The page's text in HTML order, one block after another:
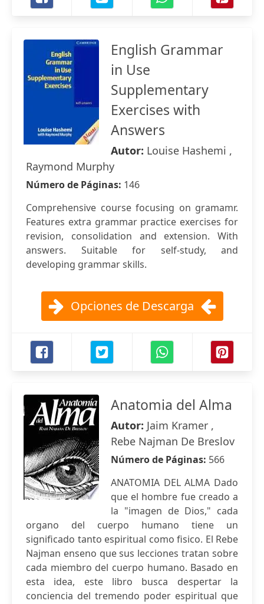
English Grammar
in Use
Supplementary
Exercises with
Answers
Autor: Louise Hashemi ,
Raymond Murphy
Número de Páginas: 146
Comprehensive course focusing on gramamr.
Features extra grammar practice exercises for
revision, consolidation and extension. With
answers. Suitable for self-study, and
developing grammar skills.
Opciones de Descarga
Anatomia del Alma
Autor: Jaim Kramer ,
Rebe Najman De Breslov
Número de Páginas: 566
ANATOMIA DEL ALMA Dado
que el hombre fue creado a
la "imagen de Dios," cada
organo del cuerpo humano tiene un
significado tanto espiritual como fisico. El Rebe
Najman enseno que sus lecciones tratan sobre
cada miembro del cuerpo humano. Basado en
esta idea, este libro busca despertar la
conciencia del tremendo poder espiritual que